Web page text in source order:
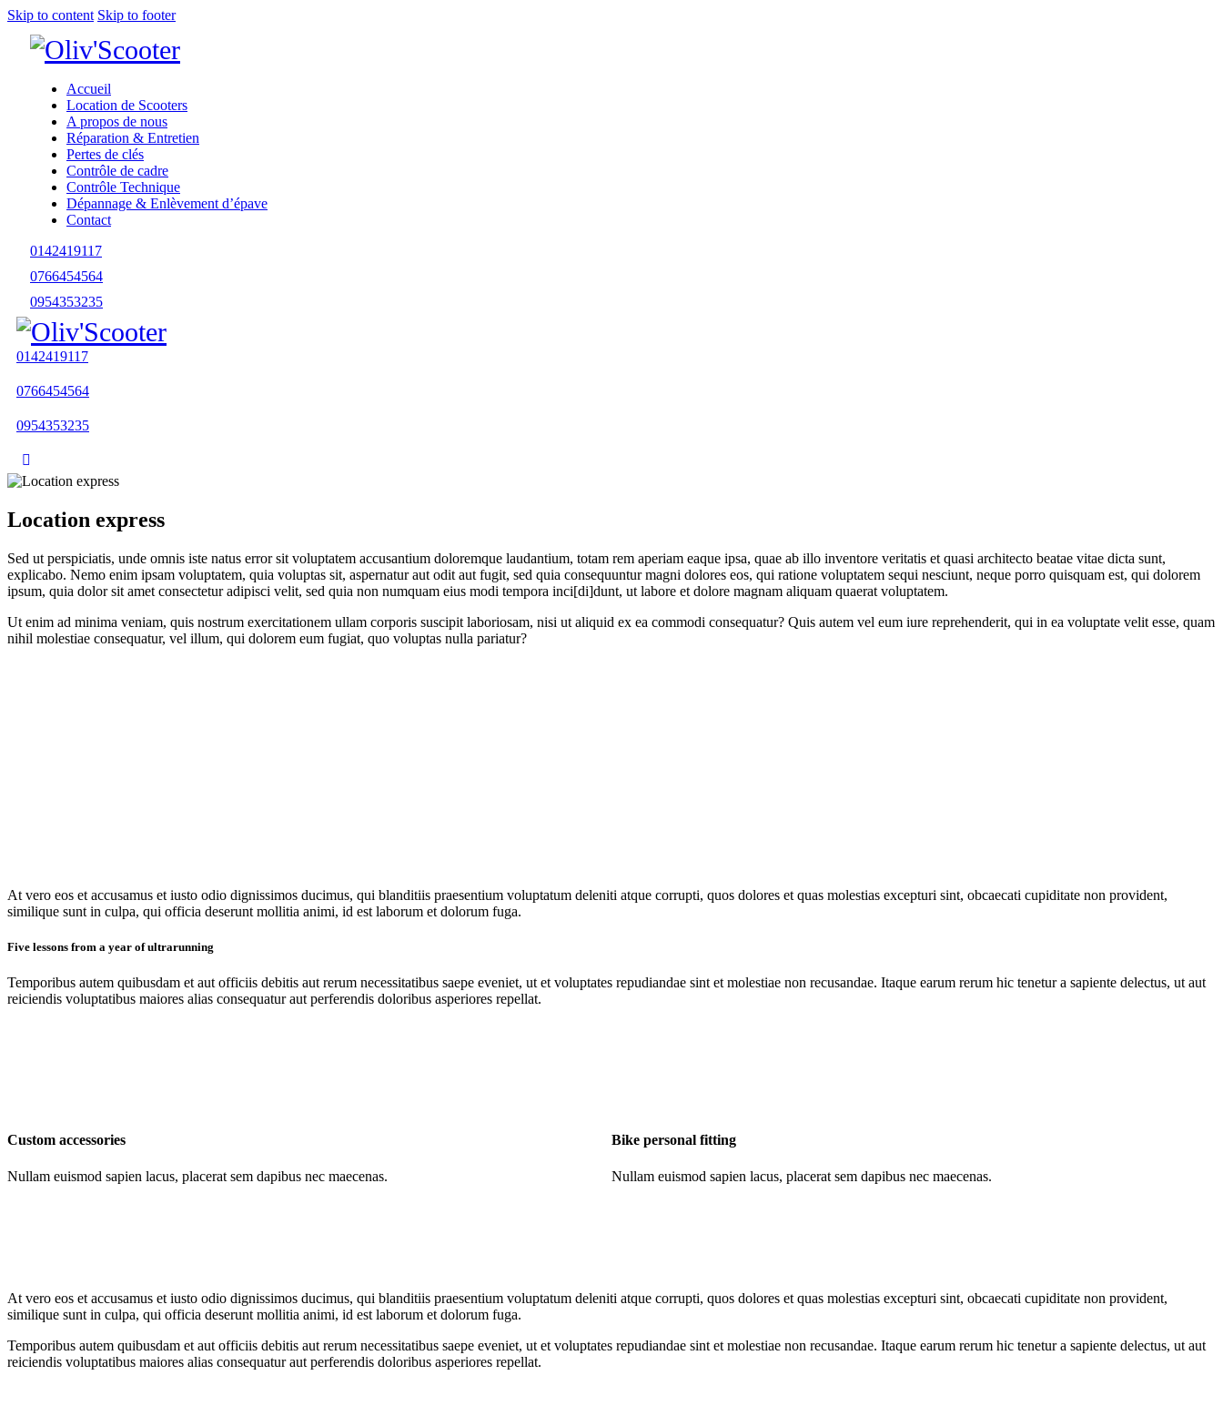
Skip to content Skip to footer
Accueil
Location de Scooters
A propos de nous
Réparation & Entretien
Pertes de clés
Contrôle de cadre
Contrôle Technique
Dépannage & Enlèvement d’épave
Contact
0142419117
0766454564
0954353235
0142419117
0766454564
0954353235
Location express
Sed ut perspiciatis, unde omnis iste natus error sit voluptatem accusantium doloremque laudantium, totam rem aperiam eaque ipsa, quae ab illo inventore veritatis et quasi architecto beatae vitae dicta sunt,
explicabo. Nemo enim ipsam voluptatem, quia voluptas sit, aspernatur aut odit aut fugit, sed quia consequuntur magni dolores eos, qui ratione voluptatem sequi nesciunt, neque porro quisquam est, qui dolorem
ipsum, quia dolor sit amet consectetur adipisci velit, sed quia non numquam eius modi tempora inci[di]dunt, ut labore et dolore magnam aliquam quaerat voluptatem.
Ut enim ad minima veniam, quis nostrum exercitationem ullam corporis suscipit laboriosam, nisi ut aliquid ex ea commodi consequatur? Quis autem vel eum iure reprehenderit, qui in ea voluptate velit esse, quam
nihil molestiae consequatur, vel illum, qui dolorem eum fugiat, quo voluptas nulla pariatur?
At vero eos et accusamus et iusto odio dignissimos ducimus, qui blanditiis praesentium voluptatum deleniti atque corrupti, quos dolores et quas molestias excepturi sint, obcaecati cupiditate non provident,
similique sunt in culpa, qui officia deserunt mollitia animi, id est laborum et dolorum fuga.
Five lessons from a year of ultrarunning
Temporibus autem quibusdam et aut officiis debitis aut rerum necessitatibus saepe eveniet, ut et voluptates repudiandae sint et molestiae non recusandae. Itaque earum rerum hic tenetur a sapiente delectus, ut aut
reiciendis voluptatibus maiores alias consequatur aut perferendis doloribus asperiores repellat.
Custom accessories
Nullam euismod sapien lacus, placerat sem dapibus nec maecenas.
Bike personal fitting
Nullam euismod sapien lacus, placerat sem dapibus nec maecenas.
At vero eos et accusamus et iusto odio dignissimos ducimus, qui blanditiis praesentium voluptatum deleniti atque corrupti, quos dolores et quas molestias excepturi sint, obcaecati cupiditate non provident,
similique sunt in culpa, qui officia deserunt mollitia animi, id est laborum et dolorum fuga.
Temporibus autem quibusdam et aut officiis debitis aut rerum necessitatibus saepe eveniet, ut et voluptates repudiandae sint et molestiae non recusandae. Itaque earum rerum hic tenetur a sapiente delectus, ut aut
reiciendis voluptatibus maiores alias consequatur aut perferendis doloribus asperiores repellat.